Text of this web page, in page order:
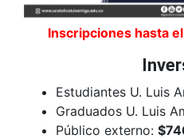
Inscripciones hasta
Estudiantes U. Luis
Graduados U. Luis
Público externo: